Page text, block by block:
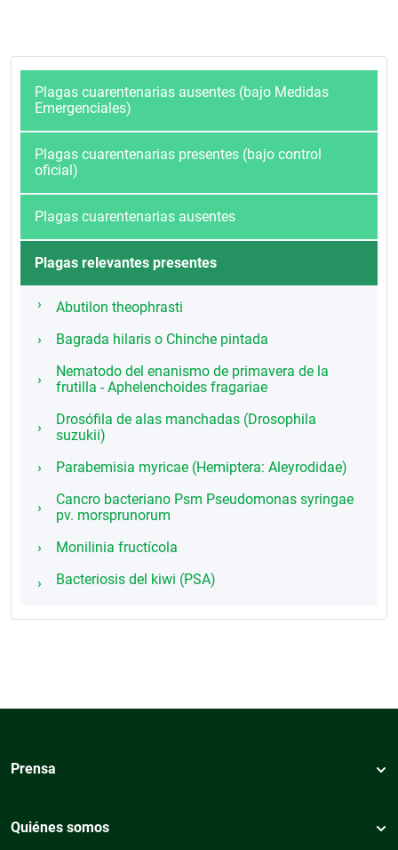
Plagas cuarentenarias ausentes (bajo Medidas
Emergenciales)
Plagas cuarentenarias presentes (bajo control
oficial)
Plagas cuarentenarias ausentes
Plagas relevantes presentes
Abutilon theophrasti
Bagrada hilaris o Chinche pintada
Nematodo del enanismo de primavera de la
frutilla - Aphelenchoides fragariae
Drosófila de alas manchadas (Drosophila
suzukii)
Parabemisia myricae (Hemiptera: Aleyrodidae)
Cancro bacteriano Psm Pseudomonas syringae
pv. morsprunorum
Monilinia fructícola
Bacteriosis del kiwi (PSA)
Prensa
Quiénes somos